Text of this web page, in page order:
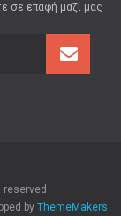
σε επαφή μαζί μας
reserved
by ThemeMakers